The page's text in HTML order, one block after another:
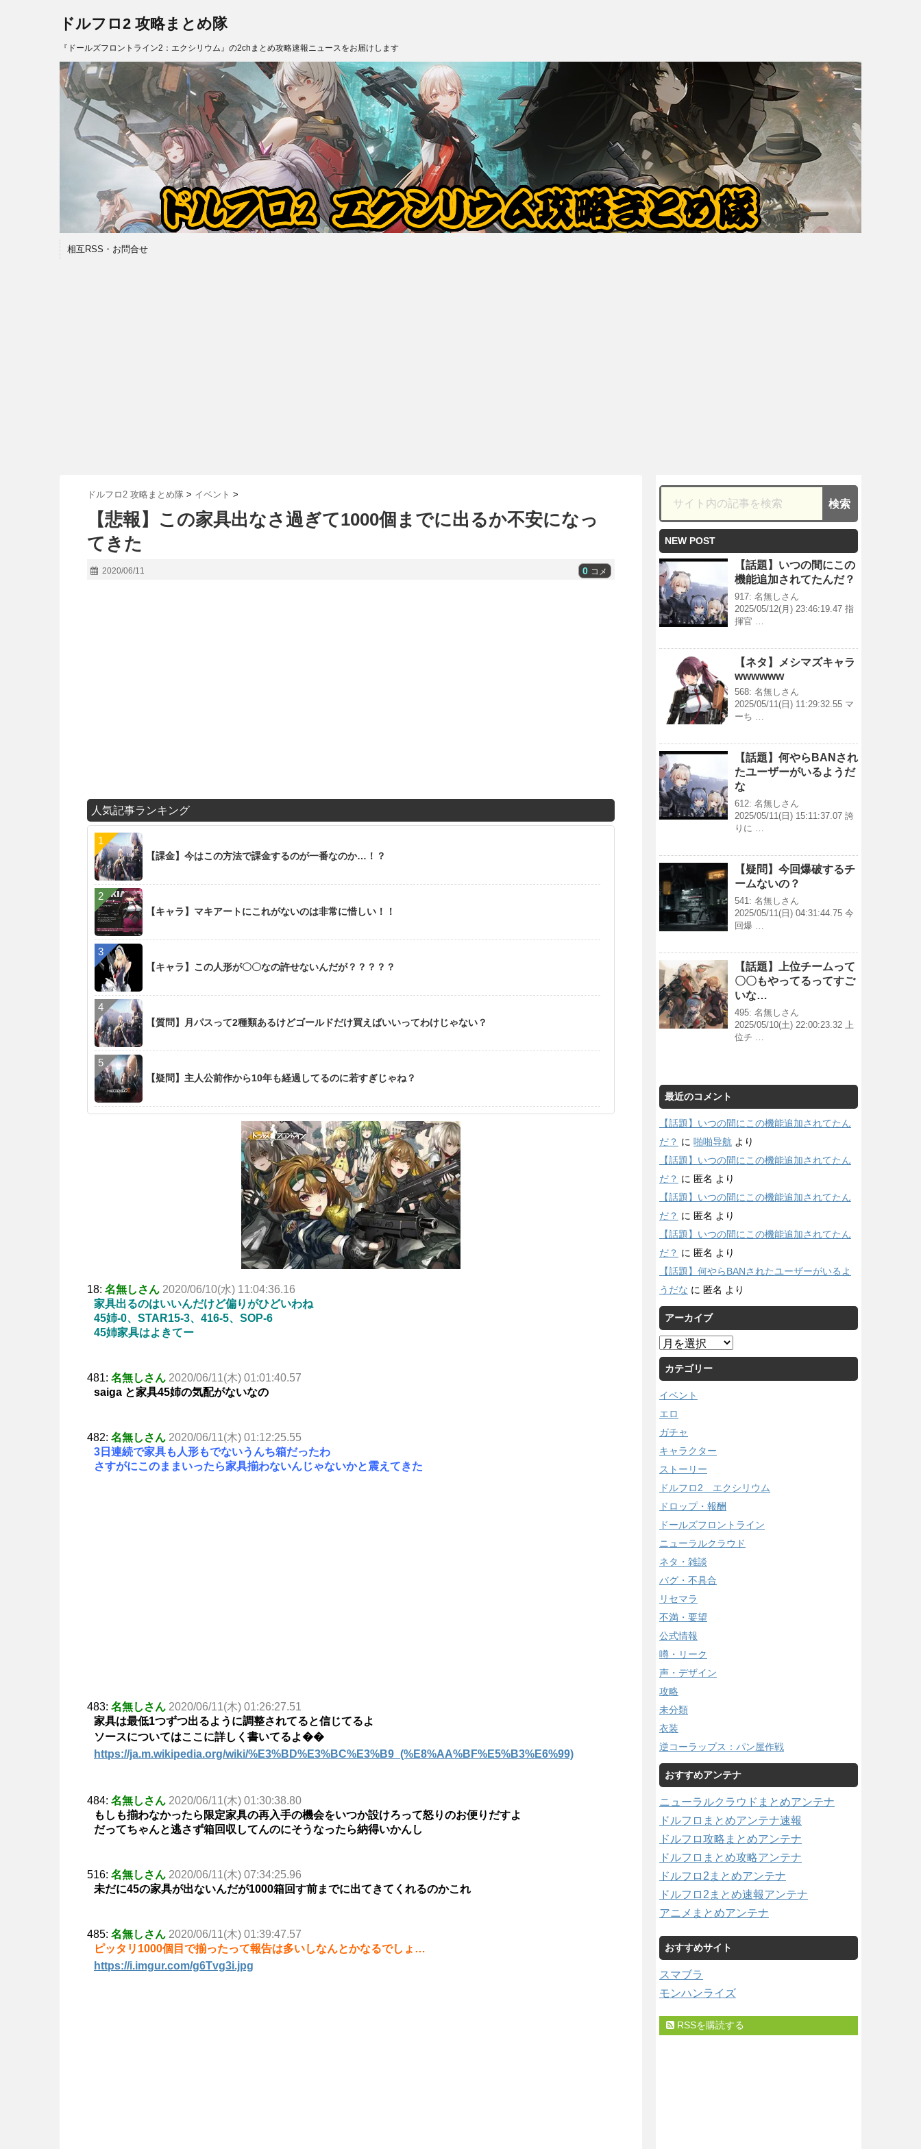
ドルフロ2 攻略まとめ隊
『ドールズフロントライン2：エクシリウム』の2chまとめ攻略速報ニュースをお届けします
相互RSS・お問合せ
ドルフロ2 攻略まとめ隊 > イベント >
【悲報】この家具出なさ過ぎて1000個までに出るか不安になっ
てきた
2020/06/11 0 コメ
人気記事ランキング
【課金】今はこの方法で課金するのが一番なのか…！？
【キャラ】マキアートにこれがないのは非常に惜しい！！
【キャラ】この人形が〇〇なの許せないんだが？？？？？
【質問】月パスって2種類あるけどゴールドだけ買えばいいってわけじゃない？
【疑問】主人公前作から10年も経過してるのに若すぎじゃね？
18: 名無しさん 2020/06/10(水) 11:04:36.16
家具出るのはいいんだけど偏りがひどいわね
45姉-0、STAR15-3、416-5、SOP-6
45姉家具はよきてー
481: 名無しさん 2020/06/11(木) 01:01:40.57
saiga と家具45姉の気配がないなの
482: 名無しさん 2020/06/11(木) 01:12:25.55
3日連続で家具も人形もでないうんち箱だったわ
さすがにこのままいったら家具揃わないんじゃないかと震えてきた
483: 名無しさん 2020/06/11(木) 01:26:27.51
家具は最低1つずつ出るように調整されてると信じてるよ
ソースについてはここに詳しく書いてるよ��
https://ja.m.wikipedia.org/wiki/%E3%BD%E3%BC%E3%B9_(%E8%AA%BF%E5%B3%E6%99)
484: 名無しさん 2020/06/11(木) 01:30:38.80
もしも揃わなかったら限定家具の再入手の機会をいつか設けろって怒りのお便りだすよ
だってちゃんと逃さず箱回収してんのにそうなったら納得いかんし
516: 名無しさん 2020/06/11(木) 07:34:25.96
未だに45の家具が出ないんだが1000箱回す前までに出てきてくれるのかこれ
485: 名無しさん 2020/06/11(木) 01:39:47.57
ピッタリ1000個目で揃ったって報告は多いしなんとかなるでしょ…
https://i.imgur.com/g6Tvg3i.jpg
NEW POST
【話題】いつの間にこの
機能追加されてたんだ？
917: 名無しさん
2025/05/12(月) 23:46:19.47 指
揮官 …
【ネタ】メシマズキャラ
wwwwww
568: 名無しさん
2025/05/11(日) 11:29:32.55 マ
ーち …
【話題】何やらBANされ
たユーザーがいるようだ
な
612: 名無しさん
2025/05/11(日) 15:11:37.07 誇
りに …
【疑問】今回爆破するチ
ームないの？
541: 名無しさん
2025/05/11(日) 04:31:44.75 今
回爆 …
【話題】上位チームって
〇〇もやってるってすご
いな…
495: 名無しさん
2025/05/10(土) 22:00:23.32 上
位チ …
最近のコメント
【話題】いつの間にこの機能追加されてたん
だ？ に 啪啪导航 より
【話題】いつの間にこの機能追加されてたん
だ？ に 匿名 より
【話題】いつの間にこの機能追加されてたん
だ？ に 匿名 より
【話題】いつの間にこの機能追加されてたん
だ？ に 匿名 より
【話題】何やらBANされたユーザーがいるよ
うだな に 匿名 より
アーカイブ
ア
ー
カ
イ
ブ
カテゴリー
イベント
エロ
ガチャ
キャラクター
ストーリー
ドルフロ2 エクシリウム
ドロップ・報酬
ドールズフロントライン
ニューラルクラウド
ネタ・雑談
バグ・不具合
リセマラ
不満・要望
公式情報
噂・リーク
声・デザイン
攻略
未分類
衣装
逆コーラップス：パン屋作戦
おすすめアンテナ
ニューラルクラウドまとめアンテナ
ドルフロまとめアンテナ速報
ドルフロ攻略まとめアンテナ
ドルフロまとめ攻略アンテナ
ドルフロ2まとめアンテナ
ドルフロ2まとめ速報アンテナ
アニメまとめアンテナ
おすすめサイト
スマブラ
モンハンライズ
RSSを購読する